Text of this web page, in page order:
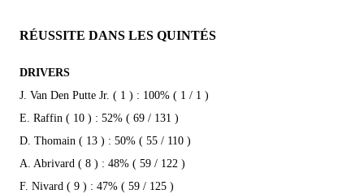
RÉUSSITE DANS LES QUINTÉS
DRIVERS
J. Van Den Putte Jr. ( 1 ) : 100% ( 1 / 1 )
E. Raffin ( 10 ) : 52% ( 69 / 131 )
D. Thomain ( 13 ) : 50% ( 55 / 110 )
A. Abrivard ( 8 ) : 48% ( 59 / 122 )
F. Nivard ( 9 ) : 47% ( 59 / 125 )